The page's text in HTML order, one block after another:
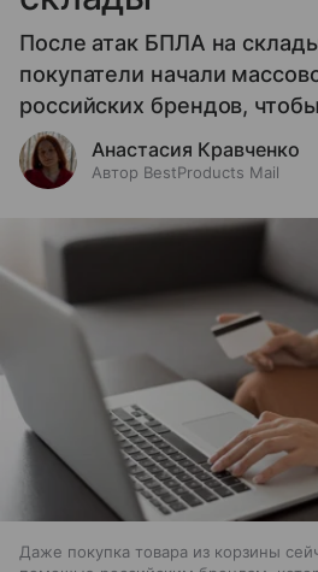
После атак БПЛА на
покупатели начали
российских брендов,
Анастасия Кравченко
Автор BestProducts Mail
Даже покупка товара из корзины